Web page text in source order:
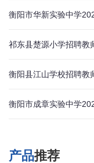
衡阳市华新实验中学
祁东县楚源小学招聘教
衡阳县江山学校招聘教
衡阳市成章实验中学
产品推荐